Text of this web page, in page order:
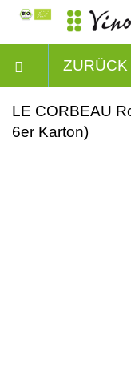
ZURÜCK
LE CORBEAU
6er Karton)